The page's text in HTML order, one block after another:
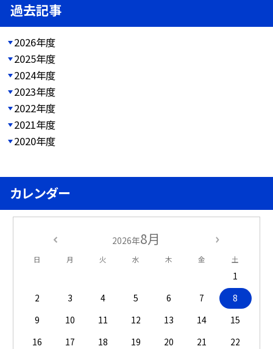
過去記事
2026年度
2025年度
2024年度
2023年度
2022年度
2021年度
2020年度
カレンダー
2026年8月
日 月 火 水 木 金 土
1
2
3 4 5 6 7
8
9
10 11 12 13 14
15
16
17 18 19 20 21
22